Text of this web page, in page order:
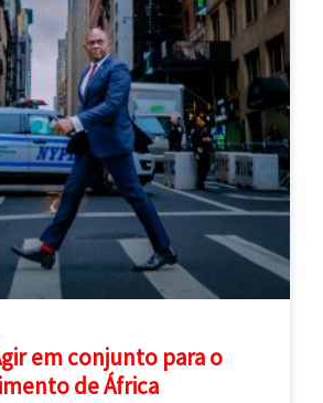
em conjunto para o
de África